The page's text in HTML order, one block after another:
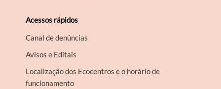
Acessos rápidos
Canal de denúncias
Avisos e Editais
Localização dos Ecocentros e o horário de
funcionamento